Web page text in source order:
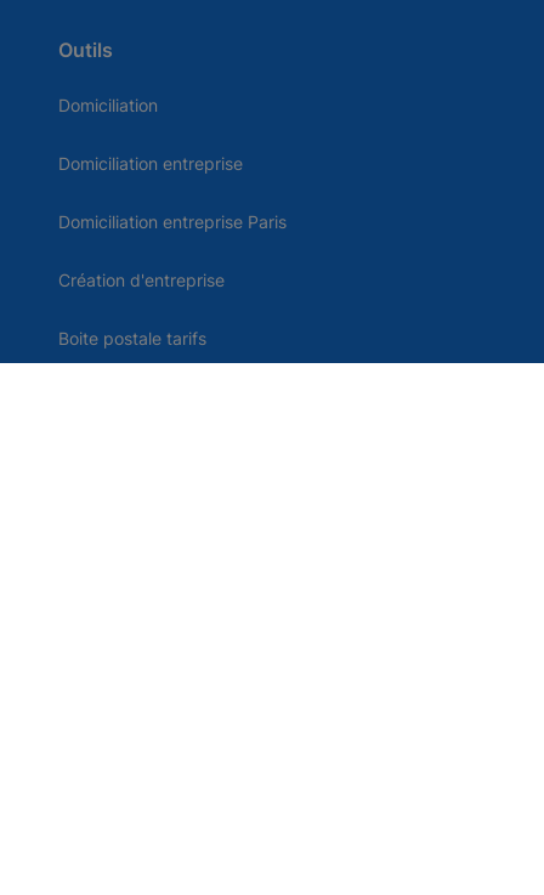
Outils
Domiciliation
Domiciliation entreprise
Domiciliation entreprise Paris
Création d'entreprise
Boite postale tarifs